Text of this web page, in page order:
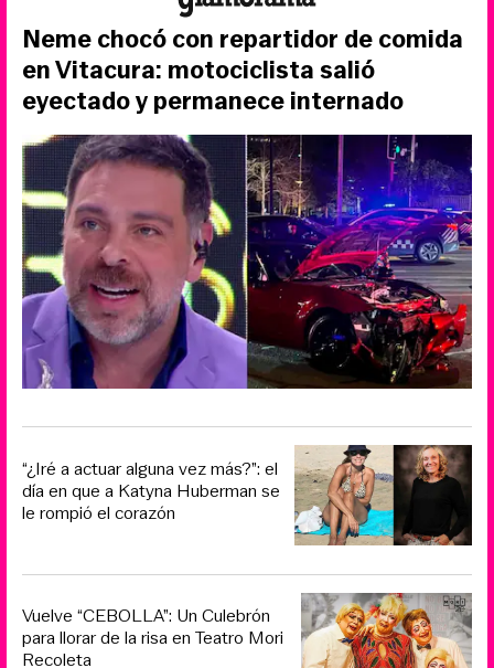
Neme chocó con repartidor de comida
en Vitacura: motociclista salió
eyectado y permanece internado
“¿Iré a actuar alguna vez más?”: el
día en que a Katyna Huberman se
le rompió el corazón
Vuelve “CEBOLLA”: Un Culebrón
para llorar de la risa en Teatro Mori
Recoleta